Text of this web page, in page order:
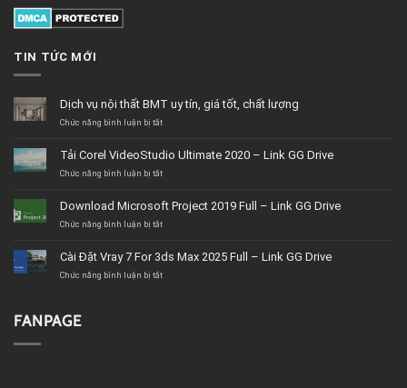
TIN TỨC MỚI
Dịch vụ nội thất BMT uy tín, giá tốt, chất lượng
Chức năng bình luận bị tắtở
nội
thất
tín,
giá
lượng
Tải Corel VideoStudio Ultimate 2020 – Link GG Drive
Chức năng bình luận bị tắtở
VideoStudio
Ultimate
Link
GG
Download Microsoft Project 2019 Full – Link GG Drive
Chức năng bình luận bị tắtở
Project
2019
Cài Đặt Vray 7 For 3ds Max 2025 Full – Link GG Drive
Chức năng bình luận bị tắtở
FANPAGE